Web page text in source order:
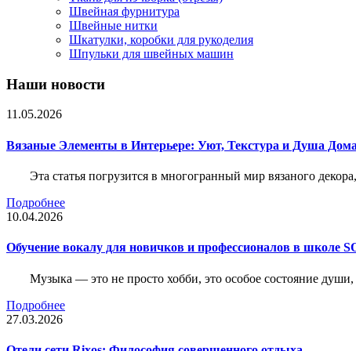
Швейная фурнитура
Швейные нитки
Шкатулки, коробки для рукоделия
Шпульки для швейных машин
Наши новости
11.05.2026
Вязаные Элементы в Интерьере: Уют, Текстура и Душа
Эта статья погрузится в многогранный мир вязаного
Подробнее
10.04.2026
Обучение вокалу для новичков и профессионалов в школе
Музыка — это не просто хобби, это особое состояние
Подробнее
27.03.2026